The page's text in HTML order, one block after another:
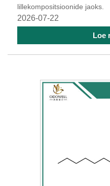
lillekompositsioonide jaoks.
2026-07-22
Loe